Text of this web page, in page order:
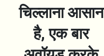
चिल्लाना आसान
है, एक बार